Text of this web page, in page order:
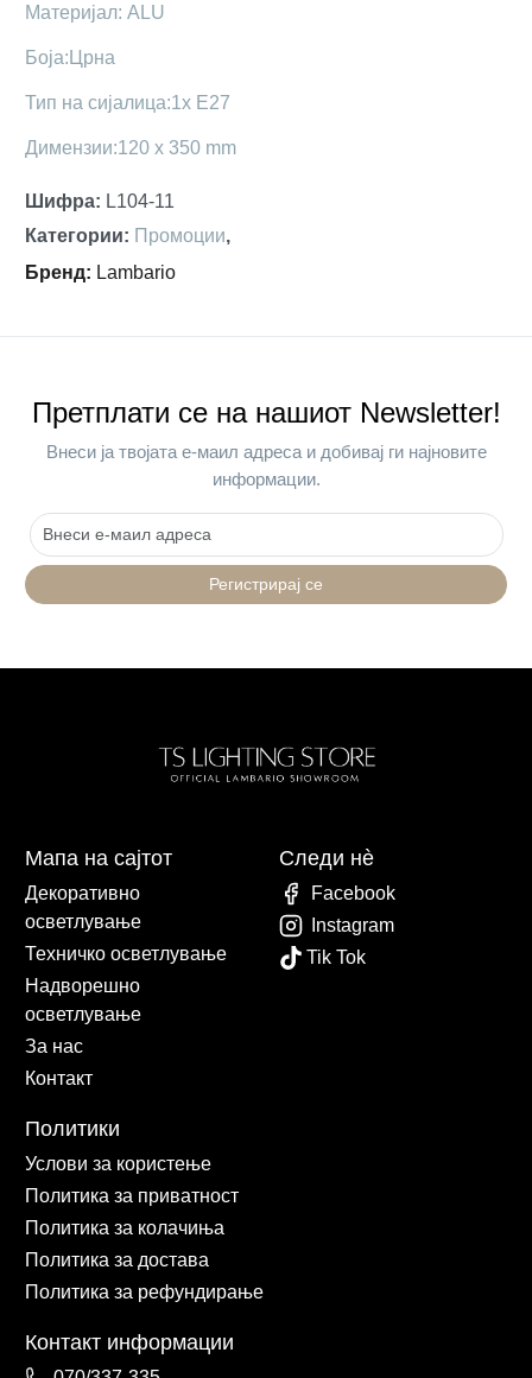
Maтеријал: ALU
Боја:Црна
Тип на сијалица:1x Е27
Димензии:120 x 350 mm
Шифра: L104-11
Категории: Промоции,
Бренд: Lambario
Претплати се на нашиот Newsletter!
Внеси ја твојата е-маил адреса и добивај ги најновите
информации.
Регистрирај се
Мапа на сајтот
Декоративно
осветлување
Техничко осветлување
Надворешно
осветлување
За нас
Контакт
Политики
Услови за користење
Политика за приватност
Политика за колачиња
Политика за достава
Политика за рефундирање
Контакт информации
Следи нè
Facebook
Instagram
Tik Tok